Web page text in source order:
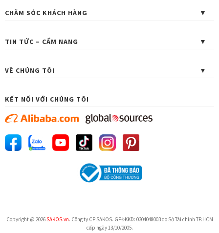
CHĂM SÓC KHÁCH HÀNG
TIN TỨC – CẨM NANG
VỀ CHÚNG TÔI
KẾT NỐI VỚI CHÚNG TÔI
Copyright @ 2026 SAKOS.vn. Công ty CP SAKOS. GPĐKKD: 0304048003 do Sở Tài chính TP.HCM
cấp ngày 13/10/2005.